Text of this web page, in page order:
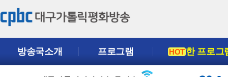
방송국소개 프로그램 HOT한 프로그